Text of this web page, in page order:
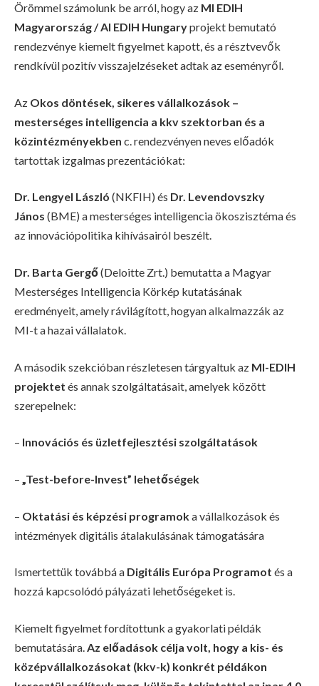
Örömmel számolunk be arról, hogy az MI EDIH
Magyarország / AI EDIH Hungaryprojekt bemutató
rendezvénye kiemelt figyelmet kapott, és a résztvevők
rendkívül pozitív visszajelzéseket adtak az eseményről.
Az Okos döntések, sikeres vállalkozások –
mesterséges intelligencia a kkv szektorban és a
közintézményekben c. rendezvényen neves előadók
tartottak izgalmas prezentációkat:
Dr. Lengyel László (NKFIH) és Dr. Levendovszky
János (BME) a mesterséges intelligencia ökoszisztéma és
az innovációpolitika kihívásairól beszélt.
Dr. Barta Gergő(Deloitte Zrt.) bemutatta a Magyar
Mesterséges Intelligencia Körkép kutatásának
eredményeit, amely rávilágított, hogyan alkalmazzák az
MI-t a hazai vállalatok.
A második szekcióban részletesen tárgyaltuk az MI-EDIH
projektet és annak szolgáltatásait, amelyek között
szerepelnek:
– Innovációs és üzletfejlesztési szolgáltatások
– „Test-before-Invest” lehetőségek
– Oktatási és képzési programoka vállalkozások és
intézmények digitális átalakulásának támogatására
Ismertettük továbbá a Digitális Európa Programot és a
hozzá kapcsolódó pályázati lehetőségeket is.
Kiemelt figyelmet fordítottunk a gyakorlati példák
bemutatására. Az előadások célja volt, hogy a kis- és
középvállalkozásokat (kkv-k) konkrét példákon